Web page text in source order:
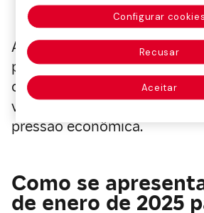
Além disso, algumas
pagamento, como impostos,
contas adiadas em
vencer em janeiro,
pressão econômica.
Como se
de enero de 2025
Configurar cookies
Recusar
Aceitar